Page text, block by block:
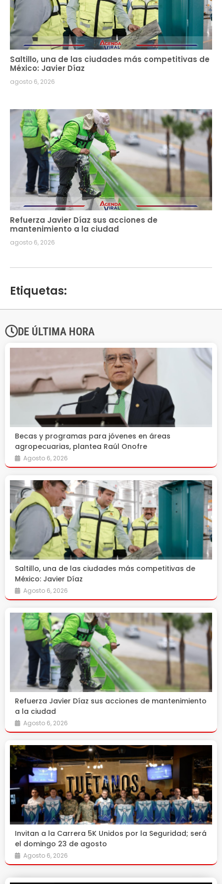
Saltillo, una de las ciudades más competitivas de
México: Javier Díaz
agosto 6, 2026
Refuerza Javier Díaz sus acciones de
mantenimiento a la ciudad
agosto 6, 2026
Etiquetas:
DE ÚLTIMA HORA
Becas y programas para jóvenes en áreas
agropecuarias, plantea Raúl Onofre
Agosto 6, 2026
Saltillo, una de las ciudades más competitivas de
México: Javier Díaz
Agosto 6, 2026
Refuerza Javier Díaz sus acciones de mantenimiento
a la ciudad
Agosto 6, 2026
Invitan a la Carrera 5K Unidos por la Seguridad; será
el domingo 23 de agosto
Agosto 6, 2026